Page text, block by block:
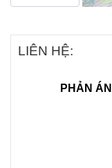
LIÊN HỆ:
PHẢN